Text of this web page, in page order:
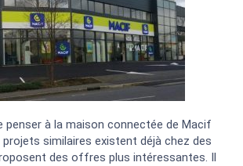
penser à la maison connectée de Macif
similaires existent déjà chez des
des offres plus intéressantes. Il